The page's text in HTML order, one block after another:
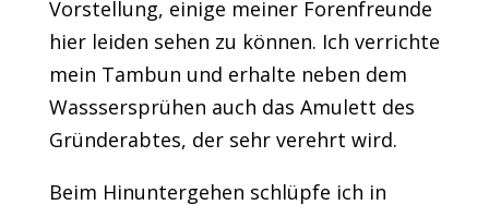
Vorstellung, einige meiner Forenfreunde
hier leiden sehen zu können. Ich verrichte
mein Tambun und erhalte neben dem
Wasssersprühen auch das Amulett des
Gründerabtes, der sehr verehrt wird.
Beim Hinuntergehen schlüpfe ich in